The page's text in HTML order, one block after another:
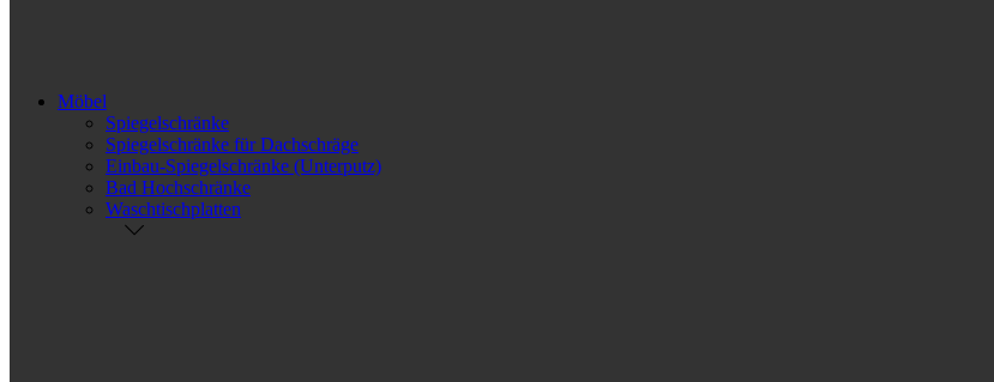
Möbel
Spiegelschränke
Spiegelschränke für Dachschräge
Einbau-Spiegelschränke (Unterputz)
Bad Hochschränke
Waschtischplatten